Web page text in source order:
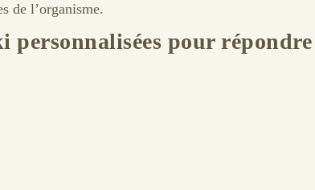
de l’organisme.
personnalisées pour